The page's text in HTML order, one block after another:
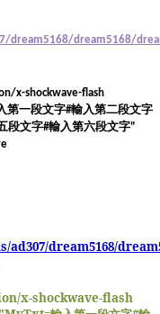
dream5168/dream5168/
x-shockwave-flash
第一段文字#輸入第二段文字
段文字#輸入第六段文字"
dream5168/
x-shockwave-flash